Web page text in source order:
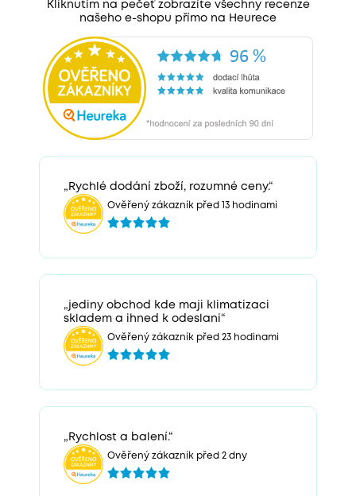
Kliknutím na pečeť zobrazíte všechny recenze
našeho e-shopu přímo na Heurece
„Rychlé dodání zboží, rozumné ceny.“
Ověřený zákazník před 13 hodinami
„jediny obchod kde maji klimatizaci
skladem a ihned k odeslani“
Ověřený zákazník před 23 hodinami
„Rychlost a balení.“
Ověřený zákazník před 2 dny